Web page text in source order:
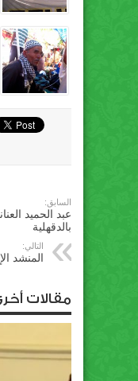
السابق:
عبد الحميد
بالدقهلية
التالي:
المنشد
مقالات